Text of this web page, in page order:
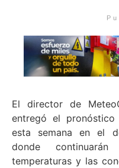
El director de
entregó el
esta semana en el
donde
temperaturas y las